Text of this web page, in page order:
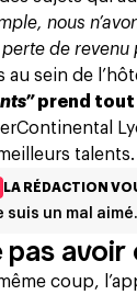
nous
perte de revenu
au sein de
prend tout
talents.
LA RÉDACTION
suis un mal
pas avoir
coup,